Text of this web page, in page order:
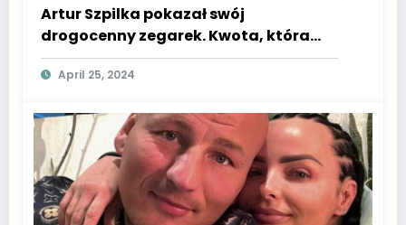
Artur Szpilka pokazał swój
drogocenny zegarek. Kwota, która
wisi na jego ręce, jest zawrotna.
April 25, 2024